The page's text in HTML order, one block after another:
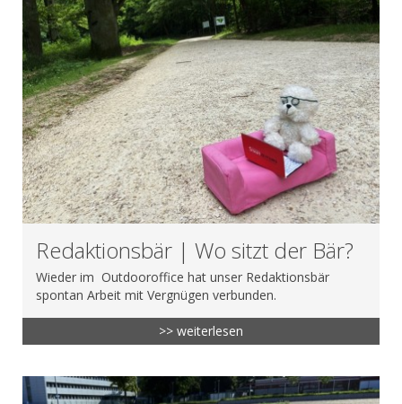
Redaktionsbär | Wo sitzt der Bär?
Wieder im Outdooroffice hat unser Redaktionsbär
spontan Arbeit mit Vergnügen verbunden.
>> weiterlesen